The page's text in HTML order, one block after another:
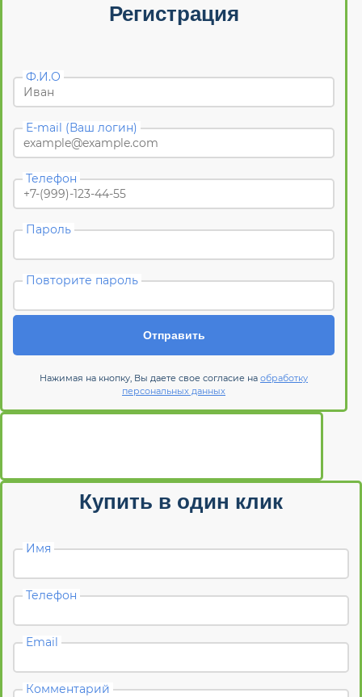
Регистрация
Ф.И.О
E-mail (Ваш логин)
Телефон
Пароль
Повторите пароль
Отправить
Нажимая на кнопку, Вы даете свое согласие на обработку
персональных данных
Купить в один клик
Имя
Телефон
Email
Комментарий